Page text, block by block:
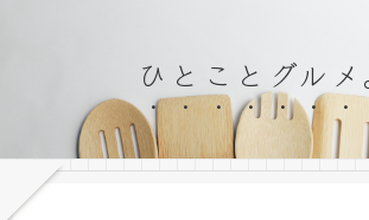
ひとことグルメ